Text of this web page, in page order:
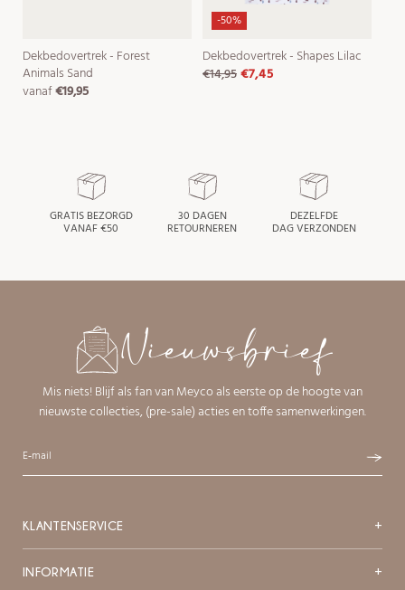
Dekbedovertrek - Forest
Animals Sand
normale
vanaf€19,95
-50%
Dekbedovertrek - Shapes Lilac
normale
€14,95 aanbiedingsprijs
€7,45
GRATIS BEZORGD
VANAF €50
30 DAGEN
RETOURNEREN
DEZELFDE
DAG VERZONDEN
Nieuwsbrief
Mis niets! Blijf als fan van Meyco als eerste op de hoogte van
nieuwste collecties, (pre-sale) acties en toffe samenwerkingen.
KLANTENSERVICE +
INFORMATIE +